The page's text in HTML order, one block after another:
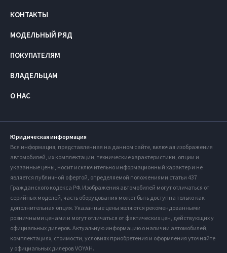
КОНТАКТЫ
МОДЕЛЬНЫЙ РЯД
ПОКУПАТЕЛЯМ
ВЛАДЕЛЬЦАМ
О НАС
Юридическая информация
Вся информация, представленная на данном сайте, включая изображения
автомобилей, их комплектации, технические характеристики, опции и
указанные цены, носит исключительно информационный характер и не
является публичной офертой, определяемой положениями статьи 437
Гражданского кодекса РФ. Изображения автомобилей могут отличаться от
серийных моделей, часть оборудования может быть доступна только как
дополнительная опция. Указанные цены являются рекомендованными
розничными ценами и могут отличаться от фактических цен, действующих у
официальных дилеров. Актуальную информацию о наличии автомобилей,
комплектациях, стоимости, условиях приобретения и оформления уточняйте
у официальных дилеров VOYAH.